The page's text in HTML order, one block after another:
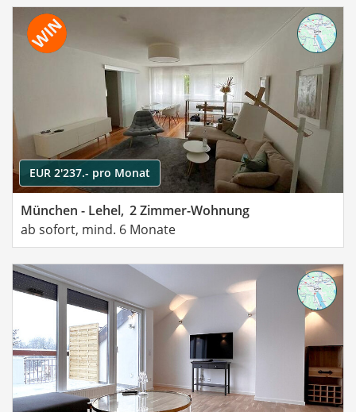
EUR 2'237.- pro Monat
München - Lehel, 2 Zimmer-Wohnung
ab sofort, mind. 6 Monate